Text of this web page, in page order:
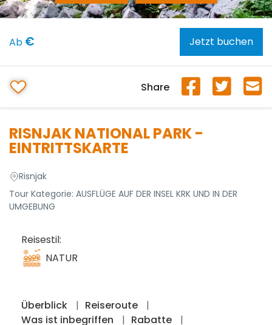
RISNJAK NATIONAL PARK -
EINTRITTSKARTE
Risnjak
Tour Kategorie: AUSFLÜGE AUF DER INSEL KRK UND IN DER
UMGEBUNG
Reisestil:
NATUR
Überblick
Reiseroute
Was ist inbegriffen
Rabatte
Ab € Jetzt buchen
Share